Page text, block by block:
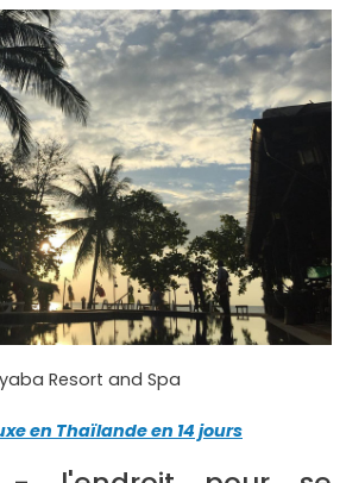
Resort and Spa
en Thaïlande en 14 jours